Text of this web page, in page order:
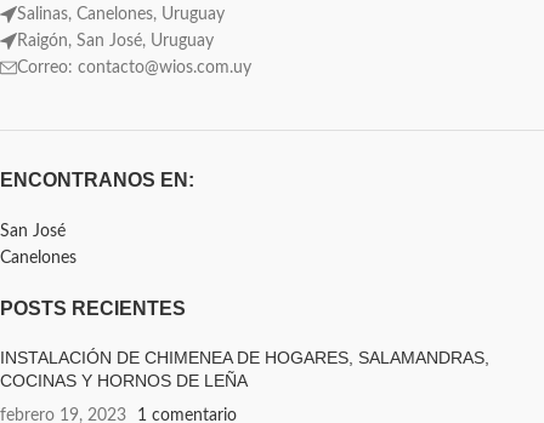
Salinas, Canelones, Uruguay
Raigón, San José, Uruguay
Correo: contacto@wios.com.uy
ENCONTRANOS EN:
San José
Canelones
POSTS RECIENTES
INSTALACIÓN DE CHIMENEA DE HOGARES, SALAMANDRAS,
COCINAS Y HORNOS DE LEÑA
febrero 19, 2023 1 comentario